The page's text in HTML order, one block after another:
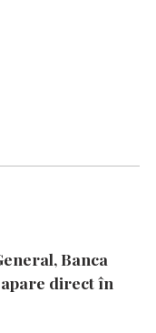
Banca
direct în